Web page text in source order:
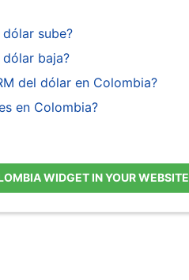
sube?
dólar baja?
del dólar en Colombia?
en Colombia?
WIDGET IN YOUR WEBSITE